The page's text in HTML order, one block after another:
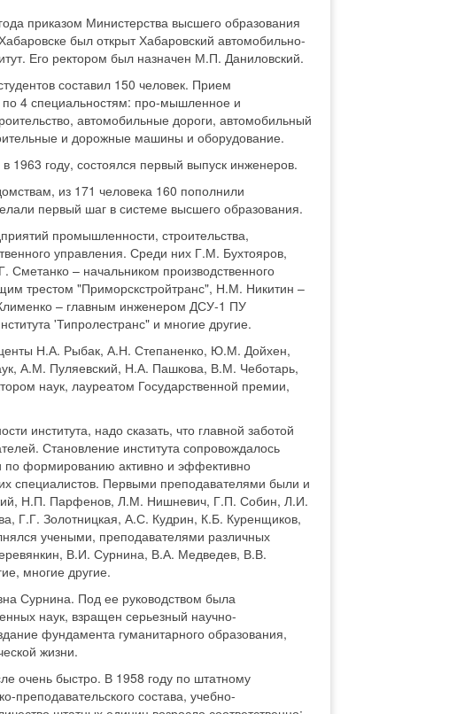
приказом Министерства высшего образования
был открыт Хабаровский автомобильно-
Его ректором был назначен М.П. Даниловский.
составил 150 человек. Прием
по 4 специальностям: про-мышленное и
автомобильные дороги, автомобильный
и дорожные машины и оборудование.
в 1963 году, состоялся первый выпуск инженеров.
из 171 человека 160 пополнили
первый шаг в системе высшего образования.
промышленности, строительства,
управления. Среди них Г.М. Бухтояров,
Сметанко – начальником производственного
трестом "Приморскстройтранс", Н.М. Никитин –
– главным инженером ДСУ-1 ПУ
'Типролестранс" и многие другие.
Н.А. Рыбак, А.Н. Степаненко, Ю.М. Дойхен,
А.М. Пуляевский, Н.А. Пашкова, В.М. Чеботарь,
наук, лауреатом Государственной премии,
института, надо сказать, что главной заботой
Становление института сопровождалось
по формированию активно и эффективно
специалистов. Первыми преподавателями были и
Н.П. Парфенов, Л.М. Нишневич, Г.П. Собин, Л.И.
Г.Г. Золотницкая, А.С. Кудрин, К.Б. Куренщиков,
учеными, преподавателями различных
В.И. Сурнина, В.А. Медведев, В.В.
многие другие.
Сурнина. Под ее руководством была
наук, взращен серьезный научно-
фундамента гуманитарного образования,
жизни.
очень быстро. В 1958 году по штатному
преподавательского состава, учебно-